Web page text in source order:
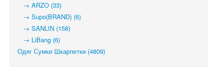
→ ARZO (33)
→ Supo(BRAND) (6)
→ SANLIN (158)
→ LiBang (6)
Одяг Сумки Шкарпетки (4809)